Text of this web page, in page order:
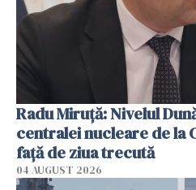
Radu Miruţă: Nivelul
centralei nucleare de la
faţă de ziua trecută
04 AUGUST 2026